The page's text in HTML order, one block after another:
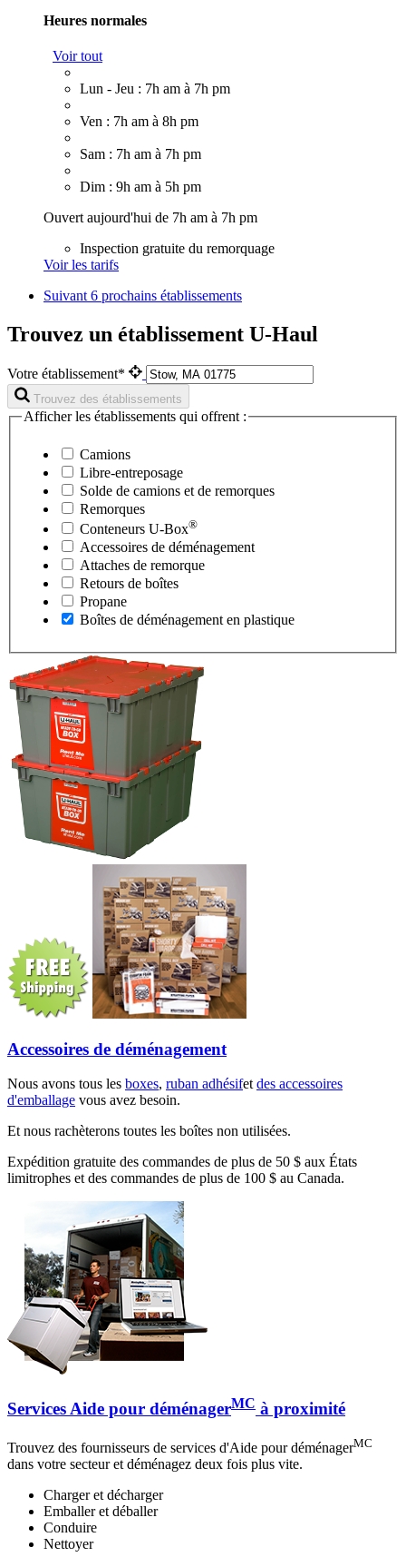
Heures normales
Voir tout
Lun - Jeu : 7h am à 7h pm
Ven : 7h am à 8h pm
Sam : 7h am à 7h pm
Dim : 9h am à 5h pm
Ouvert aujourd'hui de 7h am à 7h pm
Inspection gratuite du remorquage
Voir les tarifs
Suivant6 prochains établissements
Trouvez un établissement U-Haul
Votre établissement*
Trouvez des établissements
Afficher les établissements qui offrent :
Camions
Libre-entreposage
Solde de camions et de remorques
Remorques
Conteneurs U-Box®
Accessoires de déménagement
Attaches de remorque
Retours de boîtes
Propane
Boîtes de déménagement en plastique
Accessoires de déménagement
Nous avons tous les boxes, ruban adhésifet des accessoires
d'emballage vous avez besoin.
Et nous rachèterons toutes les boîtes non utilisées.
Expédition gratuite des commandes de plus de 50 $ aux États
limitrophes et des commandes de plus de 100 $ au Canada.
Services Aide pour déménagerMC à proximité
Trouvez des fournisseurs de services d'Aide pour déménagerMC
dans votre secteur et déménagez deux fois plus vite.
Charger et décharger
Emballer et déballer
Conduire
Nettoyer